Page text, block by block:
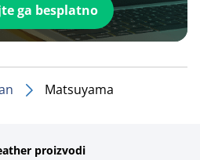
ga besplatno
Matsuyama
proizvodi